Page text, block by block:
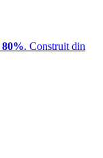
80%. Construit din